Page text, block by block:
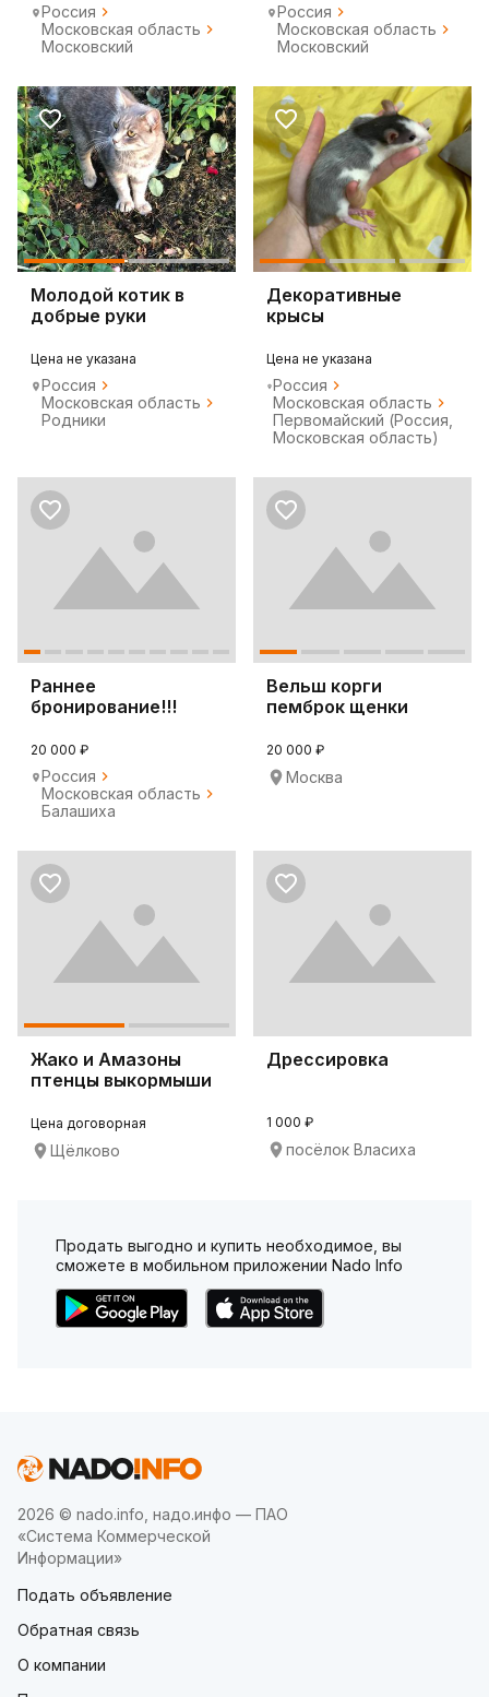
Россия
Московская область
Московский
Россия
Московская область
Московский
Молодой котик в
добрые руки
Цена не указана
Россия
Московская область
Родники
Декоративные
крысы
Цена не указана
Россия
Московская область
Первомайский (Россия,
Московская область)
Раннее
бронирование!!!
клубные котята
20 000 ₽
Россия
Московская область
Балашиха
Вельш корги
пемброк щенки
20 000 ₽
Москва
Жако и Амазоны
птенцы выкормыши
Цена договорная
Щёлково
Дрессировка
1 000 ₽
посёлок Власиха
Продать выгодно и купить необходимое, вы
сможете в мобильном приложении Nado Info
2026 © nado.info, надо.инфо — ПАО
«Система Коммерческой
Информации»
Подать объявление
Обратная связь
О компании